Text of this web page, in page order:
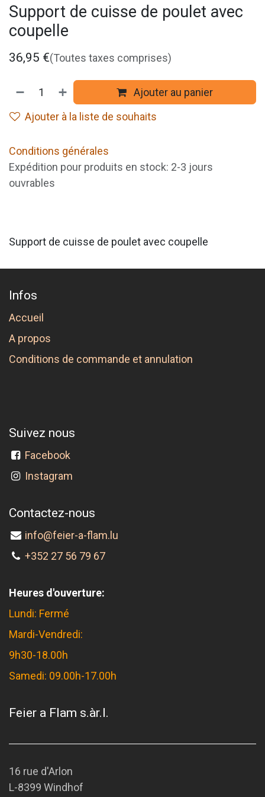
Support de cuisse de poulet avec
coupelle
36,95 €(Toutes taxes comprises)
Ajouter au panier
Ajouter à la liste de souhaits
Conditions générales
Expédition pour produits en stock: 2-3 jours
ouvrables
Support de cuisse de poulet avec coupelle
Infos
Accueil
A propos
Conditions de commande et annulation
Suivez nous
Facebook
Instagram
Contactez-nous
info@feier-a-flam.lu
+352 27 56 79 67
Heures d'ouverture:
Lundi: Fermé
Mardi-Vendredi:
9h30-18.00h
Samedi: 09.00h-17.00h
Feier a Flam s.àr.l.
16 rue d'Arlon
L-8399 Windhof